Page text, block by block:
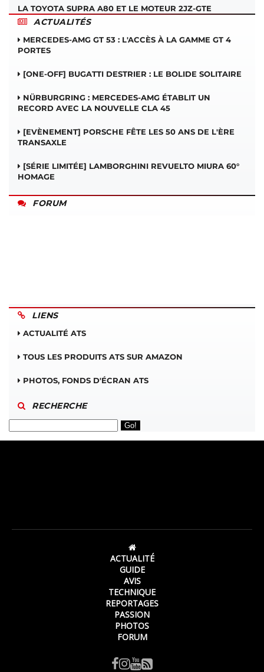
LA TOYOTA SUPRA A80 ET LE MOTEUR 2JZ-GTE
ACTUALITÉS
MERCEDES-AMG GT 53 : L'ACCÈS À LA GAMME GT 4
PORTES
[ONE-OFF] BUGATTI DESTRIER : LE BOLIDE SOLITAIRE
NÜRBURGRING : MERCEDES-AMG ÉTABLIT UN
RECORD AVEC LA NOUVELLE CLA 45
[EVÈNEMENT] PORSCHE FÊTE LES 50 ANS DE L'ÈRE
TRANSAXLE
[SÉRIE LIMITÉE] LAMBORGHINI REVUELTO MIURA 60°
HOMAGE
FORUM
LIENS
ACTUALITÉ ATS
TOUS LES PRODUITS ATS SUR AMAZON
PHOTOS, FONDS D'ÉCRAN ATS
RECHERCHE
ACTUALITÉ
GUIDE
AVIS
TECHNIQUE
REPORTAGES
PASSION
PHOTOS
FORUM